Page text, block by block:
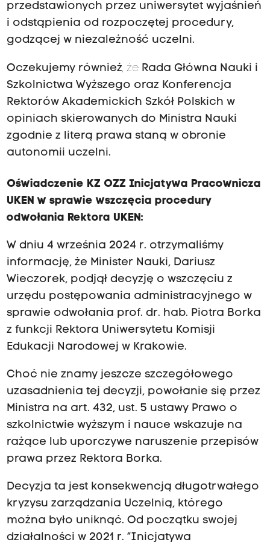
przedstawionych przez uniwersytet wyjaśnień
i odstąpienia od rozpoczętej procedury,
godzącej w niezależność uczelni.
Oczekujemy również, że Rada Główna Nauki i
Szkolnictwa Wyższego oraz Konferencja
Rektorów Akademickich Szkół Polskich w
opiniach skierowanych do Ministra Nauki
zgodnie z literą prawa staną w obronie
autonomii uczelni.
Oświadczenie KZ OZZ Inicjatywa Pracownicza
UKEN w sprawie wszczęcia procedury
odwołania Rektora UKEN:
W dniu 4 września 2024 r. otrzymaliśmy
informację, że Minister Nauki, Dariusz
Wieczorek, podjął decyzję o wszczęciu z
urzędu postępowania administracyjnego w
sprawie odwołania prof. dr. hab. Piotra Borka
z funkcji Rektora Uniwersytetu Komisji
Edukacji Narodowej w Krakowie.
Choć nie znamy jeszcze szczegółowego
uzasadnienia tej decyzji, powołanie się przez
Ministra na art. 432, ust. 5 ustawy Prawo o
szkolnictwie wyższym i nauce wskazuje na
rażące lub uporczywe naruszenie przepisów
prawa przez Rektora Borka.
Decyzja ta jest konsekwencją długotrwałego
kryzysu zarządzania Uczelnią, którego
można było uniknąć. Od początku swojej
działalności w 2021 r. “Inicjatywa